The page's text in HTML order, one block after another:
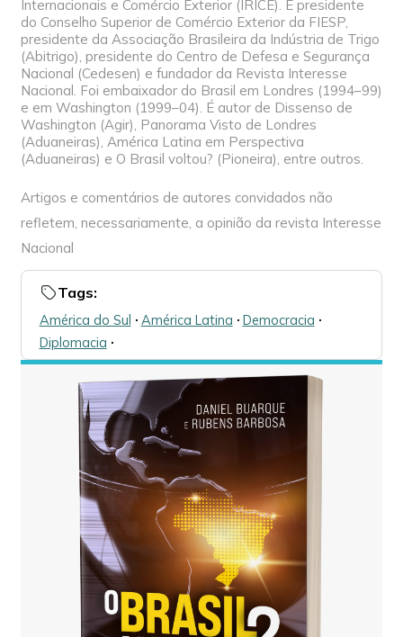
Internacionais e Comércio Exterior (IRICE). É presidente
do Conselho Superior de Comércio Exterior da FIESP,
presidente da Associação Brasileira da Indústria de Trigo
(Abitrigo), presidente do Centro de Defesa e Segurança
Nacional (Cedesen) e fundador da Revista Interesse
Nacional. Foi embaixador do Brasil em Londres (1994–99)
e em Washington (1999–04). É autor de Dissenso de
Washington (Agir), Panorama Visto de Londres
(Aduaneiras), América Latina em Perspectiva
(Aduaneiras) e O Brasil voltou? (Pioneira), entre outros.
Artigos e comentários de autores convidados não
refletem, necessariamente, a opinião da revista Interesse
Nacional
Tags:
América do Sul 🞌 América Latina 🞌 Democracia 🞌
Diplomacia 🞌